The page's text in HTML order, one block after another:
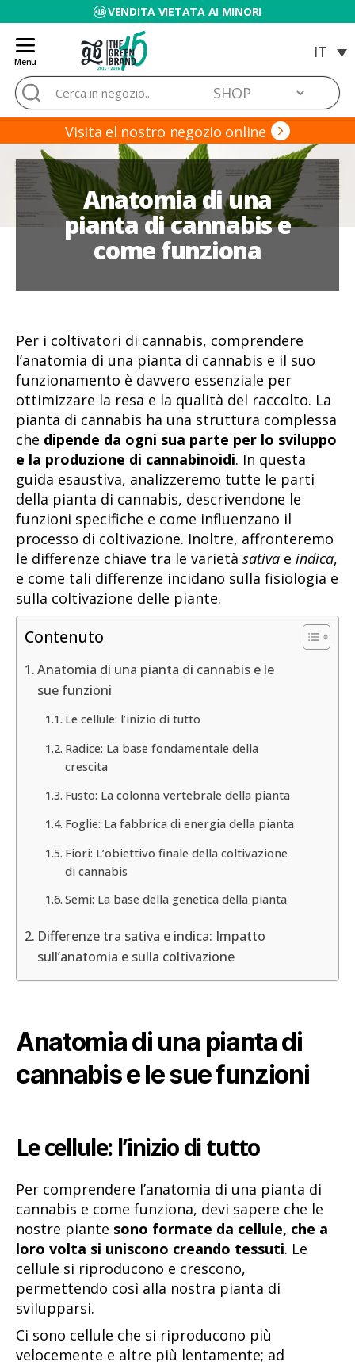
VENDITA VIETATA AI MINORI
Menu
Blog
de
Grow
Barato
Cerca:
Visita el nostro negozio online
Anatomia di una
pianta di cannabis e
come funziona
Per i coltivatori di cannabis, comprendere
l’anatomia di una pianta di cannabis e il suo
funzionamento è davvero essenziale per
ottimizzare la resa e la qualità del raccolto. La
pianta di cannabis ha una struttura complessa
che dipende da ogni sua parte per lo sviluppo
e la produzione di cannabinoidi. In questa
guida esaustiva, analizzeremo tutte le parti
della pianta di cannabis, descrivendone le
funzioni specifiche e come influenzano il
processo di coltivazione. Inoltre, affronteremo
le differenze chiave tra le varietà sativa e indica,
e come tali differenze incidano sulla fisiologia e
sulla coltivazione delle piante.
Contenuto
Anatomia di una pianta di cannabis e le
sue funzioni
Le cellule: l’inizio di tutto
Radice: La base fondamentale della
crescita
Fusto: La colonna vertebrale della pianta
Foglie: La fabbrica di energia della pianta
Fiori: L’obiettivo finale della coltivazione
di cannabis
Semi: La base della genetica della pianta
Differenze tra sativa e indica: Impatto
sull’anatomia e sulla coltivazione
Anatomia di una pianta di
cannabis e le sue funzioni
Le cellule: l’inizio di tutto
Per comprendere l’anatomia di una pianta di
cannabis e come funziona, devi sapere che le
nostre piante sono formate da cellule, che a
loro volta si uniscono creando tessuti. Le
cellule si riproducono e crescono,
permettendo così alla nostra pianta di
svilupparsi.
Ci sono cellule che si riproducono più
velocemente e altre più lentamente; ad